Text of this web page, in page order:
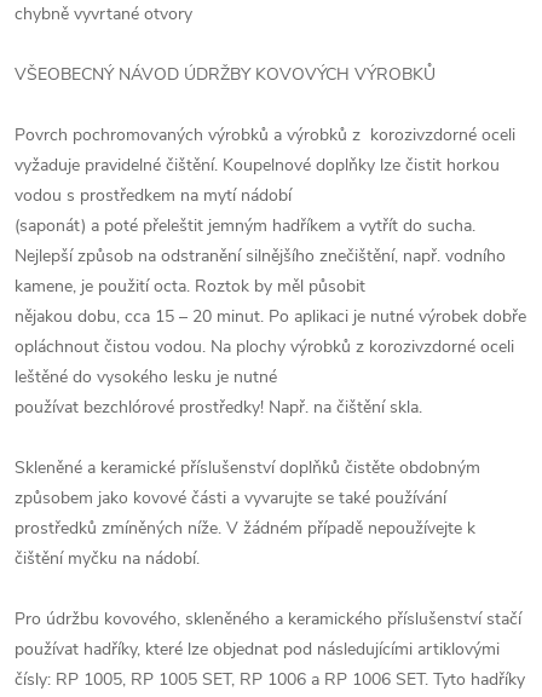
chybně vyvrtané otvory
VŠEOBECNÝ NÁVOD ÚDRŽBY KOVOVÝCH VÝROBKŮ
Povrch pochromovaných výrobků a výrobků z korozivzdorné oceli
vyžaduje pravidelné čištění. Koupelnové doplňky lze čistit horkou
vodou s prostředkem na mytí nádobí
(saponát) a poté přeleštit jemným hadříkem a vytřít do sucha.
Nejlepší způsob na odstranění silnějšího znečištění, např. vodního
kamene, je použití octa. Roztok by měl působit
nějakou dobu, cca 15 – 20 minut. Po aplikaci je nutné výrobek dobře
opláchnout čistou vodou. Na plochy výrobků z korozivzdorné oceli
leštěné do vysokého lesku je nutné
používat bezchlórové prostředky! Např. na čištění skla.
Skleněné a keramické příslušenství doplňků čistěte obdobným
způsobem jako kovové části a vyvarujte se také používání
prostředků zmíněných níže. V žádném případě nepoužívejte k
čištění myčku na nádobí.
Pro údržbu kovového, skleněného a keramického příslušenství stačí
používat hadříky, které lze objednat pod následujícími artiklovými
čísly: RP 1005, RP 1005 SET, RP 1006 a RP 1006 SET. Tyto hadříky